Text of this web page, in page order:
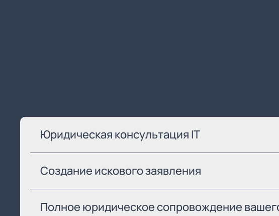
Юридическая консультация IT
Создание искового заявления
Полное юридическое сопровождение